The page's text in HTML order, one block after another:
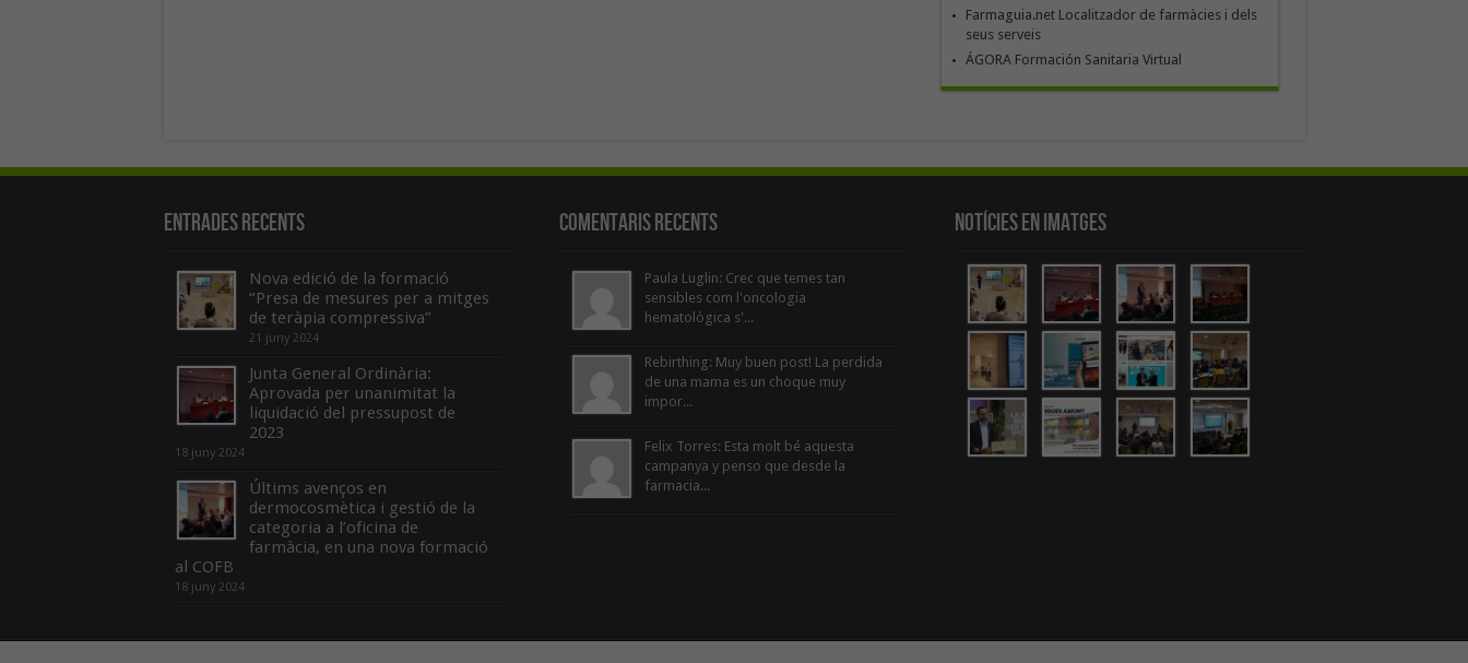
Farmaguia.net Localitzador de farmàcies i dels
seus serveis
ÁGORA Formación Sanitaria Virtual
Entrades recents
Nova edició de la formació
“Presa de mesures per a mitges
de teràpia compressiva”
21 juny 2024
Junta General Ordinària:
Aprovada per unanimitat la
liquidació del pressupost de
2023
18 juny 2024
Últims avenços en
dermocosmètica i gestió de la
categoria a l’oficina de
farmàcia, en una nova formació
al COFB
18 juny 2024
Comentaris Recents
Paula Luglin: Crec que temes tan
sensibles com l'oncologia
hematològica s'...
Rebirthing: Muy buen post! La perdida
de una mama es un choque muy
impor...
Felix Torres: Esta molt bé aquesta
campanya y penso que desde la
farmacia...
Notícies en Imatges